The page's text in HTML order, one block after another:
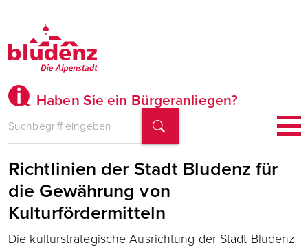
Haben Sie ein Bürgeranliegen?
Richtlinien der Stadt Bludenz für
die Gewährung von
Kulturfördermitteln
Die kulturstrategische Ausrichtung der Stadt Bludenz